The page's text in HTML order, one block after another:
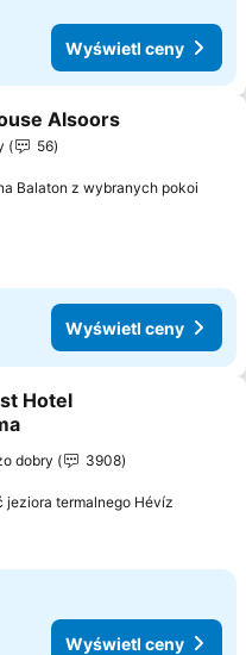
Wyświetl ceny
do ulubionych
Alsoors
56
Balaton z wybranych pokoi
Wyświetl ceny
do ulubionych
Hotel
dobry
3908
jeziora termalnego Hévíz
Wyświetl ceny